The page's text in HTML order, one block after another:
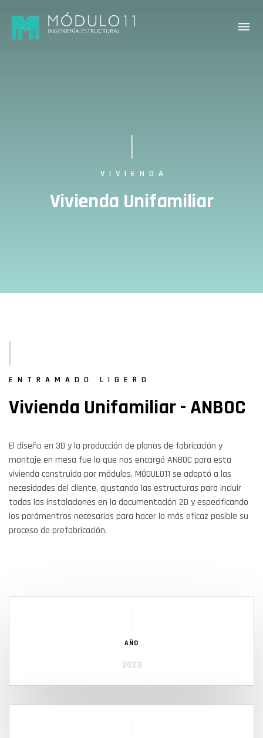
VIVIENDA
Vivienda Unifamiliar
ENTRAMADO LIGERO
Vivienda Unifamiliar - ANBOC
El diseño en 3D y la producción de planos de fabricación y
montaje en mesa fue lo que nos encargó ANBOC para esta
vivienda construida por módulos. MÓDULO11 se adaptó a las
necesidades del cliente, ajustando las estructuras para incluir
todas las instalaciones en la documentación 2D y especificando
los parámentros necesarios para hacer lo más eficaz posible su
proceso de prefabricación.
AÑO
2023